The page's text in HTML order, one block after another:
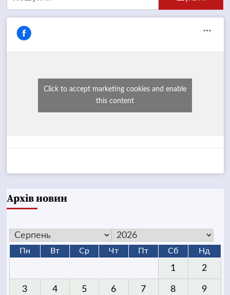
Click to accept marketing cookies and enable
this content
Архів новин
Пн Вт Ср Чт Пт Сб Нд
1 2
3 4 5 6 7 8 9